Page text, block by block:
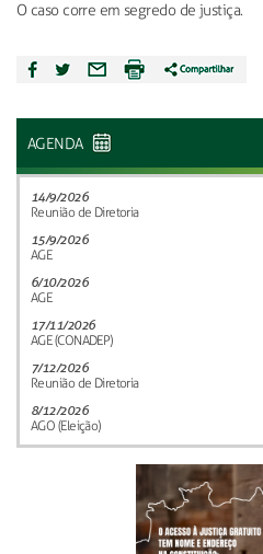
O caso corre em segredo de justiça.
AGENDA
14/9/2026
Reunião de Diretoria
15/9/2026
AGE
6/10/2026
AGE
17/11/2026
AGE (CONADEP)
7/12/2026
Reunião de Diretoria
8/12/2026
AGO (Eleição)